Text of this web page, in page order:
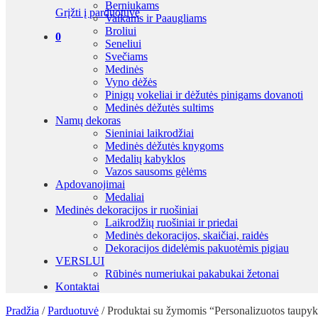
Grįžti į parduotuvę
0
Berniukams
Vaikams ir Paaugliams
Broliui
Seneliui
Svečiams
Medinės
Vyno dėžės
Pinigų vokeliai ir dėžutės pinigams dovanoti
Medinės dėžutės sultims
Namų dekoras
Sieniniai laikrodžiai
Medinės dėžutės knygoms
Medalių kabyklos
Vazos sausoms gėlėms
Apdovanojimai
Medaliai
Medinės dekoracijos ir ruošiniai
Laikrodžių ruošiniai ir priedai
Medinės dekoracijos, skaičiai, raidės
Dekoracijos didelėmis pakuotėmis pigiau
VERSLUI
Rūbinės numeriukai pakabukai žetonai
Kontaktai
Pradžia / Parduotuvė /Produktai su žymomis “Personalizuotos